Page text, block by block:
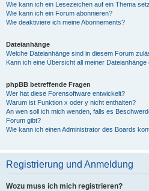
Wie kann ich ein Lesezeichen auf ein Thema
Wie kann ich ein Forum abonnieren?
Wie deaktiviere ich meine Abonnements?
Dateianhänge
Welche Dateianhänge sind in diesem Forum
Kann ich eine Übersicht all meiner Dateianhänge
phpBB betreffende Fragen
Wer hat diese Forensoftware entwickelt?
Warum ist Funktion x oder y nicht enthalten?
An wen soll ich mich wenden, falls es
Forum gibt?
Wie kann ich einen Administrator des Boards
Registrierung und Anmeldung
Wozu muss ich mich registrieren?